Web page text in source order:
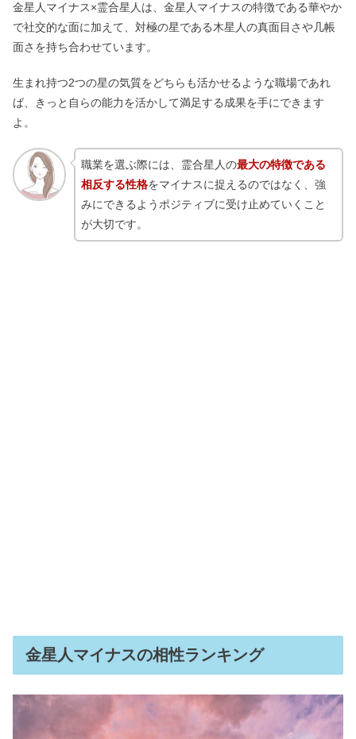
金星人マイナス×霊合星人は、金星人マイナスの特徴である華やか
で社交的な面に加えて、対極の星である木星人の真面目さや几帳
面さを持ち合わせています。
生まれ持つ2つの星の気質をどちらも活かせるような職場であれ
ば、きっと自らの能力を活かして満足する成果を手にできます
よ。
職業を選ぶ際には、霊合星人の最大の特徴である
相反する性格をマイナスに捉えるのではなく、強
みにできるようポジティブに受け止めていくこと
が大切です。
金星人マイナスの相性ランキング